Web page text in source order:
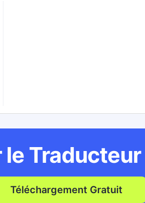
Téléchargement Gratuit